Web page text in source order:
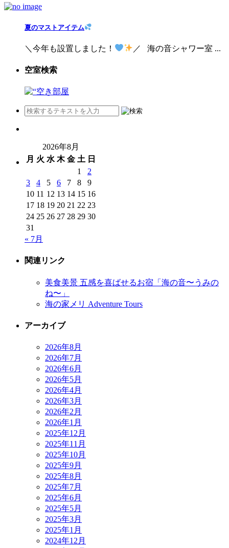
夏のマストアイテム
＼今年も設置しました！ ／ 海の音シャワー室 ...
空室検索
2026年8月
月 火 水 木 金 土 日
1
2
3
4 5 6 7 8
9
10 11 12 13 14 15 16
17 18 19 20 21 22 23
24 25 26 27 28 29 30
31
« 7月
関連リンク
美食美景 五感を喜ばせるお宿「海の音〜うみの
ね〜」
海の家メリ Adventure Tours
アーカイブ
2026年8月
2026年7月
2026年6月
2026年5月
2026年4月
2026年3月
2026年2月
2026年1月
2025年12月
2025年11月
2025年10月
2025年9月
2025年8月
2025年7月
2025年6月
2025年5月
2025年3月
2025年1月
2024年12月